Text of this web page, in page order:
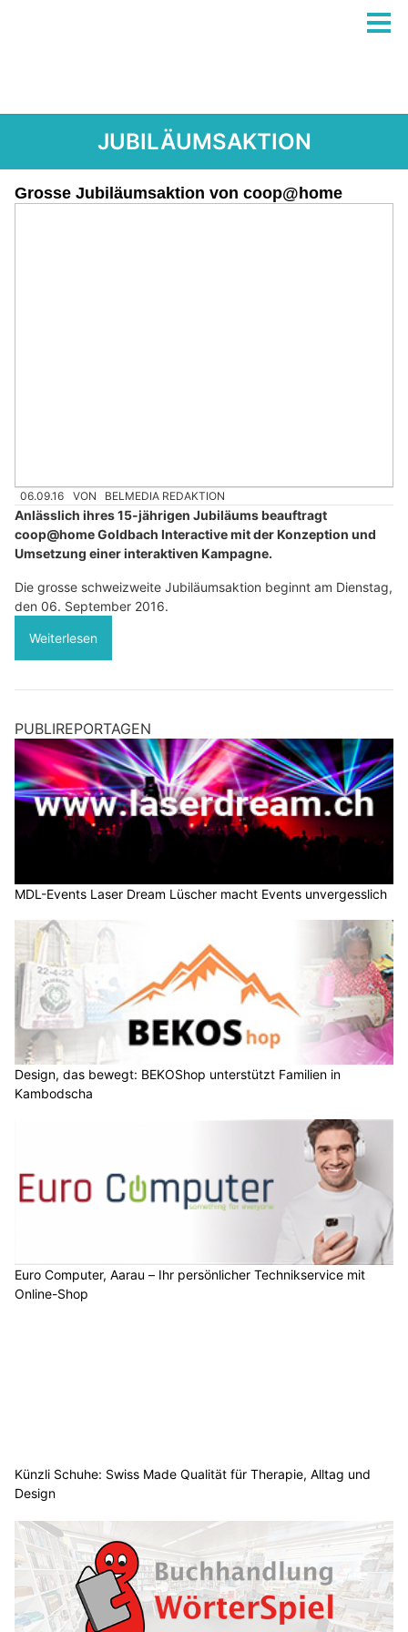
JUBILÄUMSAKTION
Grosse Jubiläumsaktion von coop@home
06.09.16 VON BELMEDIA REDAKTION
Anlässlich ihres 15-jährigen Jubiläums beauftragt
coop@home Goldbach Interactive mit der Konzeption und
Umsetzung einer interaktiven Kampagne.
Die grosse schweizweite Jubiläumsaktion beginnt am Dienstag,
den 06. September 2016.
Weiterlesen
PUBLIREPORTAGEN
MDL-Events Laser Dream Lüscher macht Events unvergesslich
Design, das bewegt: BEKOShop unterstützt Familien in
Kambodscha
Euro Computer, Aarau – Ihr persönlicher Technikservice mit
Online-Shop
Künzli Schuhe: Swiss Made Qualität für Therapie, Alltag und
Design